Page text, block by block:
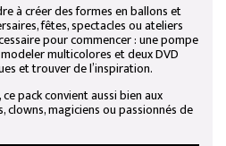
à créer des formes en ballons et
fêtes, spectacles ou ateliers
pour commencer : une pompe
multicolores et deux DVD
et trouver de l’inspiration.
pack convient aussi bien aux
clowns, magiciens ou passionnés de